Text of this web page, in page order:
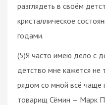
разглядеть в своём
кристаллическое
годами.
(5)Я часто имею дело с
детство мне кажется
рядом со мной всё чаще
товарищ Сёмин — Марк